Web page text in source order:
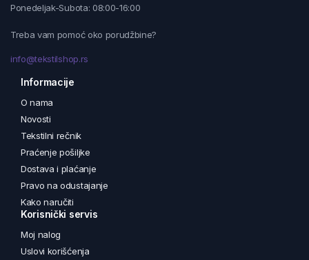
Ponedeljak-Subota: 08:00-16:00
Treba vam pomoć oko porudžbine?
info@tekstilshop.rs
Informacije
O nama
Novosti
Tekstilni rečnik
Praćenje pošiljke
Dostava i plaćanje
Pravo na odustajanje
Kako naručiti
Korisnički servis
Moj nalog
Uslovi korišćenja